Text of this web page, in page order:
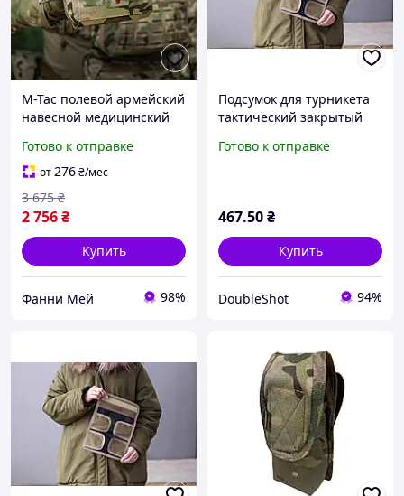
M-Tac полевой армейский
навесной медицинский
быстрым доступом
Готово к отправке
от276₴/мес
2 756₴
3 675 ₴
Купить
Фанни Мей 98%
Подсумок для турникета
тактический закрытый
кордуры койот DBS20
Готово к отправке
467.50₴
Купить
DoubleShot 94%